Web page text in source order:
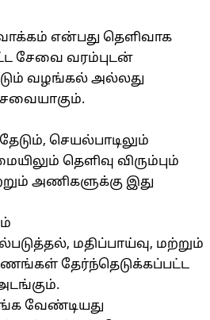
என்பது தெளிவாக
சேவை வரம்புடன்
வழங்கல் அல்லது
செயல்பாடிலும்
தெளிவு விரும்பும்
அணிகளுக்கு இது
மதிப்பாய்வு, மற்றும்
தேர்ந்தெடுக்கப்பட்ட
வேண்டியது